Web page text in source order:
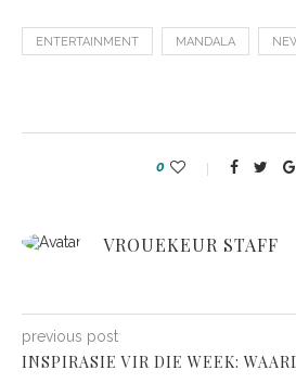
ENTERTAINMENT MANDALA
0
VROUEKEUR STAFF
previous post
INSPIRASIE VIR DIE WEEK: